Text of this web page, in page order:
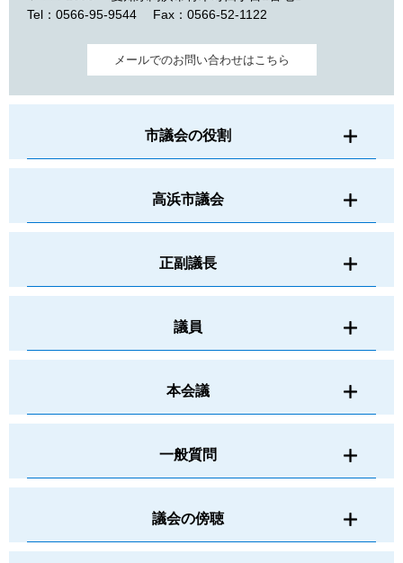
Tel：0566-95-9544
Fax：0566-52-1122
メールでのお問い合わせはこちら
市議会の役割
高浜市議会
正副議長
議員
本会議
一般質問
議会の傍聴